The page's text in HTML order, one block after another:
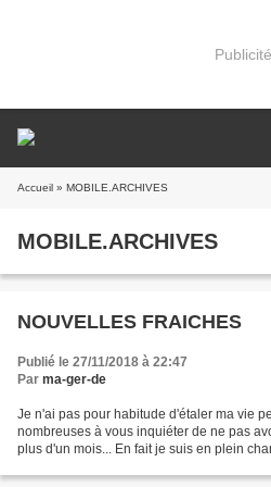
Publicité
Accueil » MOBILE.ARCHIVES
MOBILE.ARCHIVES
NOUVELLES FRAICHES
Publié le 27/11/2018 à 22:47
Par ma-ger-de
Je n'ai pas pour habitude d'étaler ma vie
nombreuses à vous inquiéter de ne pas
plus d'un mois... En fait je suis en plein